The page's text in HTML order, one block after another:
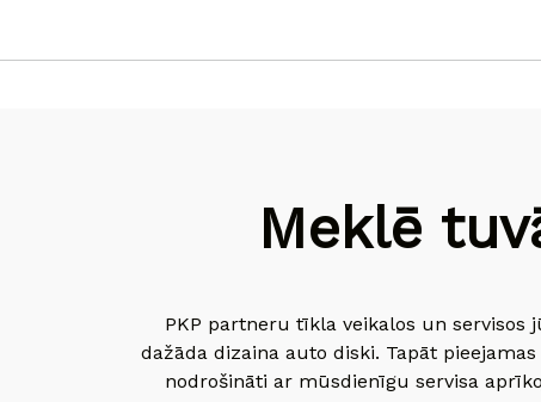
Meklē
PKP partneru tīkla veikalos un servisos
dažāda dizaina auto diski. Tapāt
nodrošināti ar mūsdienīgu servisa